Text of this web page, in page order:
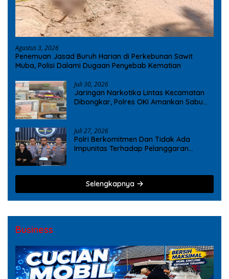
Agustus 3, 2026
Penemuan Jasad Buruh Harian di Perkebunan Sawit
Muba, Polisi Dalami Dugaan Penyebab Kematian
Juli 30, 2026
Jaringan Narkotika Lintas Kecamatan
Dibongkar, Polres OKI Amankan Sabu
Juli 27, 2026
Polri Berkomitmen Dan Tidak Ada
Impunitas Terhadap Pelanggaran
Selengkapnya
Business